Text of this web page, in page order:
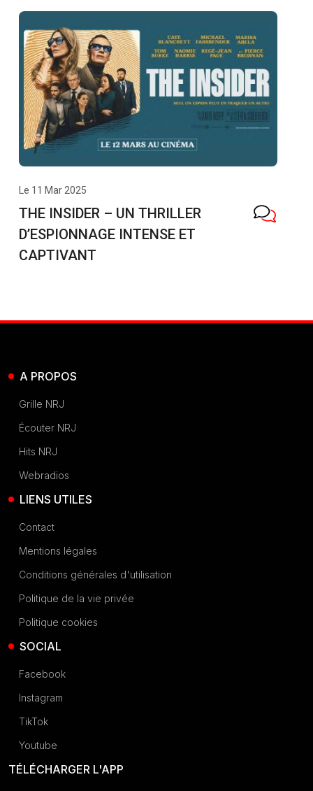
Le 11 Mar 2025
THE INSIDER – UN THRILLER
D’ESPIONNAGE INTENSE ET
CAPTIVANT
A PROPOS
Grille NRJ
Écouter NRJ
Hits NRJ
Webradios
LIENS UTILES
Contact
Mentions légales
Conditions générales d'utilisation
Politique de la vie privée
Politique cookies
SOCIAL
Facebook
Instagram
TikTok
Youtube
TÉLÉCHARGER L'APP